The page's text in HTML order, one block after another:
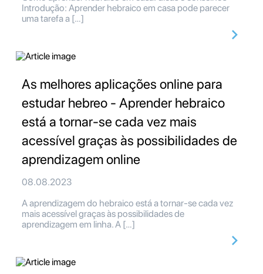
Introdução: Aprender hebraico em casa pode parecer
uma tarefa a […]
As melhores aplicações online para
estudar hebreo - Aprender hebraico
está a tornar-se cada vez mais
acessível graças às possibilidades de
aprendizagem online
08.08.2023
A aprendizagem do hebraico está a tornar-se cada vez
mais acessível graças às possibilidades de
aprendizagem em linha. A […]